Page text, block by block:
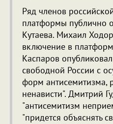
Ряд членов
платформы публично
Кутаева. Михаил
включение в
Каспаров
свободной России с
форм антисемитизма,
ненависти". Дмитрий
"антисемитизм
"придется объяснять